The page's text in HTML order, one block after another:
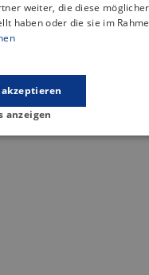
könnte
weiter, die diese
haben oder die sie im
anzeigen